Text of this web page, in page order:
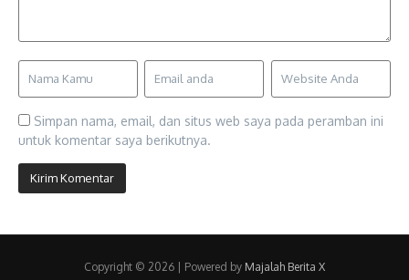
Simpan nama, email, dan situs web saya pada peramban ini
untuk komentar saya berikutnya.
Copyright © 2026 | Powered by Majalah Berita X